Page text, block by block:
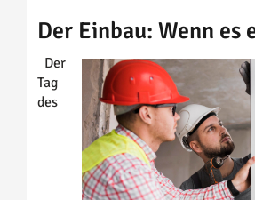
Der Einbau: Wenn es
Der
Tag
des